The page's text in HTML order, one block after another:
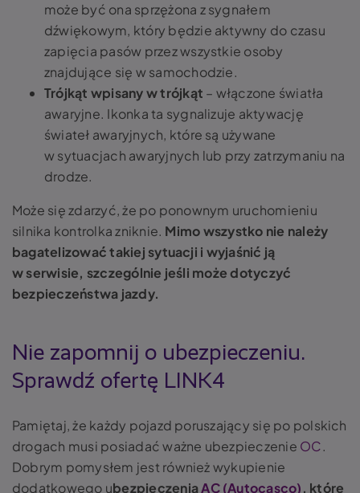
może być ona sprzężona z sygnałem
dźwiękowym, który będzie aktywny do czasu
zapięcia pasów przez wszystkie osoby
znajdujące się w samochodzie.
Trójkąt wpisany w trójkąt – włączone światła
awaryjne. Ikonka ta sygnalizuje aktywację
świateł awaryjnych, które są używane
w sytuacjach awaryjnych lub przy zatrzymaniu na
drodze.
Może się zdarzyć, że po ponownym uruchomieniu
silnika kontrolka zniknie. Mimo wszystko nie należy
bagatelizować takiej sytuacji i wyjaśnić ją
w serwisie, szczególnie jeśli może dotyczyć
bezpieczeństwa jazdy.
Nie zapomnij o ubezpieczeniu.
Sprawdź ofertę LINK4
Pamiętaj, że każdy pojazd poruszający się po polskich
drogach musi posiadać ważne ubezpieczenie OC.
Dobrym pomysłem jest również wykupienie
dodatkowego ubezpieczeniaAC (Autocasco), które